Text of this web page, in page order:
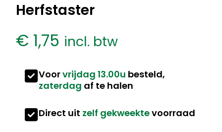
Herfstaster
€ 1,75 incl. btw
Voorvrijdag 13.00u besteld,
zaterdag af te halen
Direct uit zelf gekweektevoorraad